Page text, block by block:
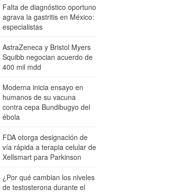
Falta de diagnóstico oportuno
agrava la gastritis en México:
especialistas
AstraZeneca y Bristol Myers
Squibb negocian acuerdo de
400 mil mdd
Moderna inicia ensayo en
humanos de su vacuna
contra cepa Bundibugyo del
ébola
FDA otorga designación de
vía rápida a terapia celular de
Xellsmart para Parkinson
¿Por qué cambian los niveles
de testosterona durante el